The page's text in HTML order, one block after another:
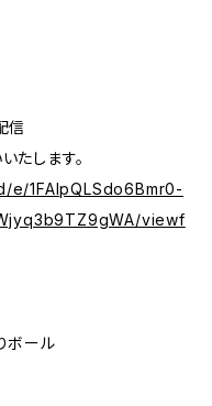
信
たします。
1FAIpQLSdo6Bmr0-
viewf
ボール